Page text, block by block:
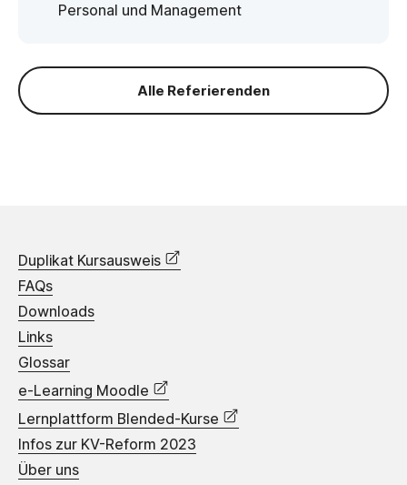
Personal und Management
Alle Referierenden
Duplikat Kursausweis
FAQs
Downloads
Links
Glossar
e-Learning Moodle
Lernplattform Blended-Kurse
Infos zur KV-Reform 2023
Über uns